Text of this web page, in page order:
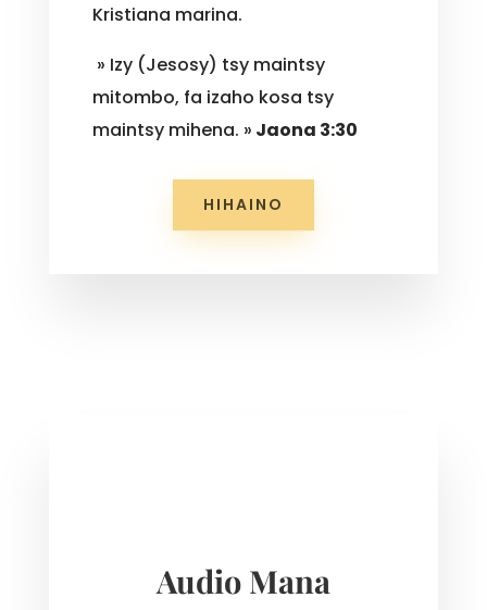
Kristiana marina.
» Izy (Jesosy) tsy maintsy
mitombo, fa izaho kosa tsy
maintsy mihena. » Jaona 3:30
HIHAINO
Audio Mana